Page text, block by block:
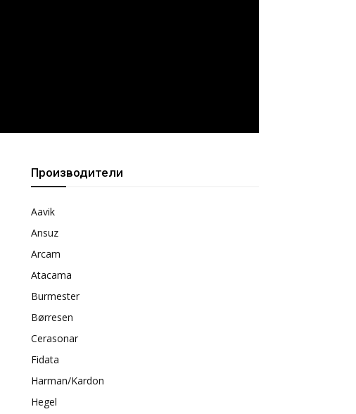
Производители
Aavik
Ansuz
Arcam
Atacama
Burmester
Børresen
Cerasonar
Fidata
Harman/Kardon
Hegel